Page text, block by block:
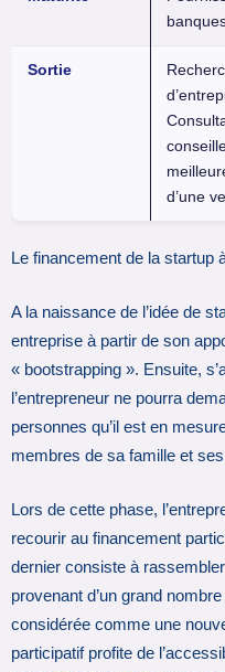
Sortie
d’une
Le financement de la startup
A la naissance de l’idée de
entreprise à partir de son
« bootstrapping ». Ensuite,
l’entrepreneur ne pourra
personnes qu’il est en
membres de sa famille et
Lors de cette phase,
recourir au financement
dernier consiste à
provenant d’un grand
considérée comme une
participatif profite de